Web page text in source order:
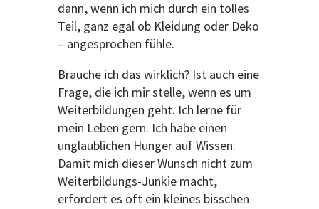
dann, wenn ich mich durch ein tolles
Teil, ganz egal ob Kleidung oder Deko
– angesprochen fühle.
Brauche ich das wirklich? Ist auch eine
Frage, die ich mir stelle, wenn es um
Weiterbildungen geht. Ich lerne für
mein Leben gern. Ich habe einen
unglaublichen Hunger auf Wissen.
Damit mich dieser Wunsch nicht zum
Weiterbildungs-Junkie macht,
erfordert es oft ein kleines bisschen